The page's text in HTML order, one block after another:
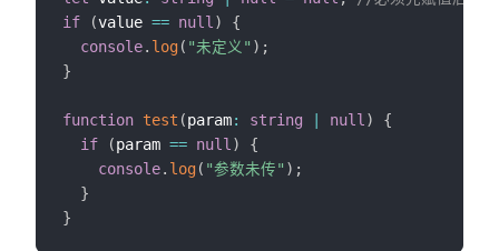
if
(value == null)
{
console. log( "未定义" ) ;
}
function test (param: string null)
{
if
(param == null)
{
console. log( "参数未传" ) ;
}
}